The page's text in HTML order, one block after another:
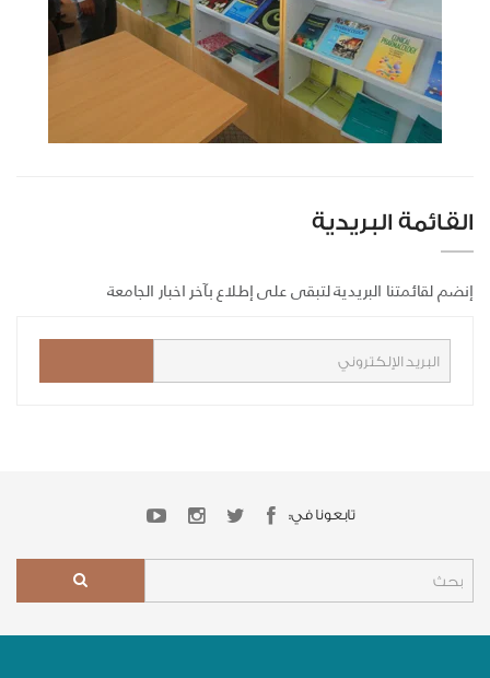
القائمة البريدية
إنضم لقائمتنا البريدية لتبقى على إطلاع بآخر اخبار الجامعة
تابعونا في: